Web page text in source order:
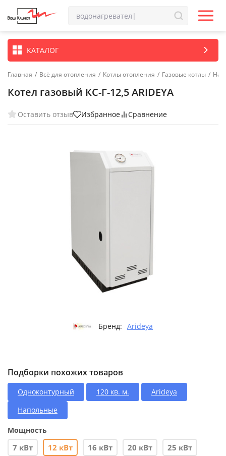
КАТАЛОГ
Главная / Всё для отопления / Котлы отопления / Газовые котлы /
Котел газовый КС-Г-12,5 ARIDEYA
Оставить отзыв Избранное Сравнение
Бренд: Arideya
Подборки похожих товаров
Одноконтурный 120 кв. м.
Arideya
Напольные
Мощность
7 кВт 12 кВт 16 кВт 20 кВт 25 кВт